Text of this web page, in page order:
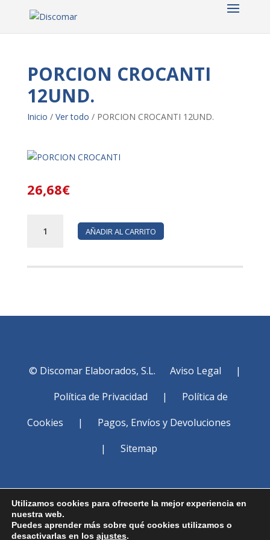
PORCION CROCANTI
12UND.
Inicio / Ver todo / PORCION CROCANTI 12UND.
26,68€
CROCANTI
AÑADIR AL CARRITO
© Discomar Elaborados, S.L. Aviso Legal
|
Política de Privacidad
|
Política de
Cookies
|
Pagos, Envíos y Devoluciones
|
Sitemap
Utilizamos cookies para ofrecerte la mejor experiencia en
nuestra web.
Puedes aprender más sobre qué cookies utilizamos o
desactivarlas en los ajustes.